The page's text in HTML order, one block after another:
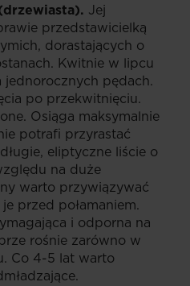
Jej
przedstawicielką
dorastających o
Kwitnie w lipcu
jednorocznych pędach.
po przekwitnięciu.
Osiąga maksymalnie
potrafi przyrastać
eliptyczne liście o
na duże
warto przywiązywać
przed połamaniem.
i odporna na
rośnie zarówno w
Co 4-5 lat warto